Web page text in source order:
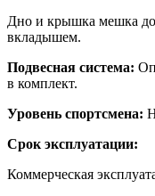
Дно и крышка мешка
вкладышем.
Подвесная система:
в комплект.
Уровень спортсмена:
Срок эксплуатации:
Коммерческая